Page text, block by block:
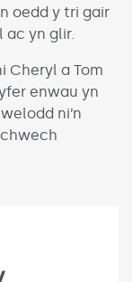
oedd y tri gair
ac yn glir.
Cheryl a Tom
enwau yn
ni’n